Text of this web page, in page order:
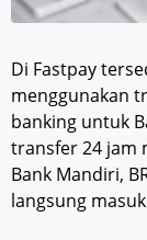
Di Fastpay
menggunakan
banking untuk
transfer 24 jam
Bank Mandiri,
langsung